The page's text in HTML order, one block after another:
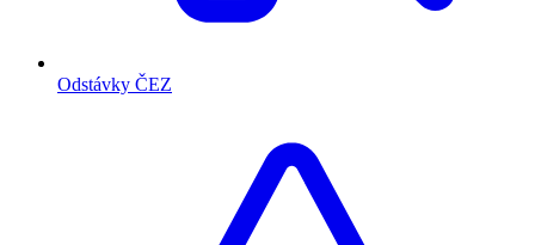
Odstávky ČEZ